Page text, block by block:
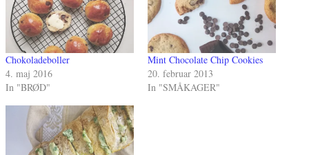
Chokoladeboller
4. maj 2016
In "BRØD"
Mint Chocolate Chip Cookies
20. februar 2013
In "SMÅKAGER"